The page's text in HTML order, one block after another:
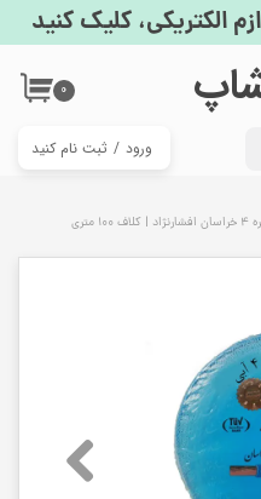
ورود / ثبت نام کنید
۰
الکتریکی، کلیک کنید